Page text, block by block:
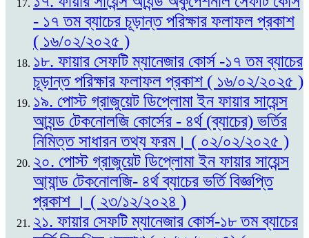
- ১৭ তম ব্যাচের চূড়ান্ত পরিক্ষার ফলাফল প্রকাশ
( ১৬/০২/২০২৫ )
১৮. ফায়ার সেফটি ম্যানেজার কোর্স -১৭ তম ব্যাচের
চূড়ান্ত পরিক্ষার ফলাফল প্রকাশ ( ১৬/০২/২০২৫ )
১৯. পোস্ট গ্রাজুয়েট ডিপ্লোমা ইন ফায়ার সায়েন্স
আ্যন্ড টেকনোলজি কোর্সের - ৪র্থ (ব্যাচের) ভর্তির
নিমিত্ত সাধারন তথ্য ফরম। ( ০২/০২/২০২৫ )
২০. পোস্ট গ্রাজুয়েট ডিপ্লোমা ইন ফায়ার সায়েন্স
আ্যান্ড টেকনোলজি- ৪র্থ ব্যাচের ভর্তি বিজ্ঞপ্তি
প্রকাশ । ( ২৩/১২/২০২৪ )
২১. ফায়ার সেফটি ম্যানেজার কোর্স-১৮ তম ব্যাচের